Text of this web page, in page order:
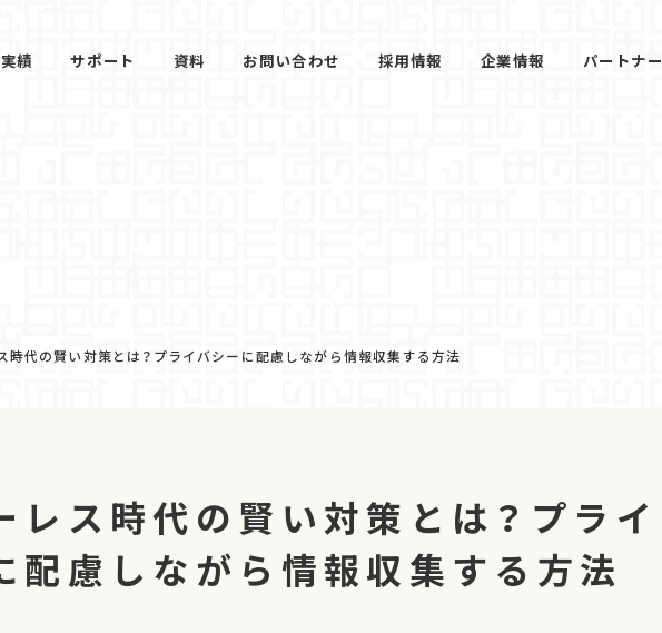
績 サポート 資料 お問い合わせ 採用情報 企業情報 パートナー
時代の賢い対策とは？プライバシーに配慮しながら情報収集する方法
レス時代の賢い対策とは？プライ
配慮しながら情報収集する方法